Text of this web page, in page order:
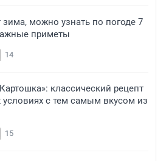
зима, можно узнать по погоде 7
приметы
14
классический рецепт
с тем самым вкусом из
15